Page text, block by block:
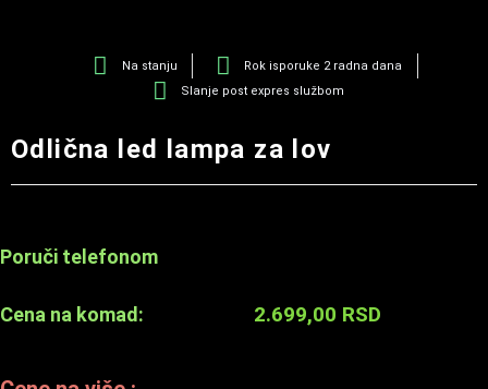
Na stanju
Rok isporuke 2 radna dana
Slanje post expres službom
Odlična led lampa za lov
Poruči telefonom
Cena na komad: 2.699,00 RSD